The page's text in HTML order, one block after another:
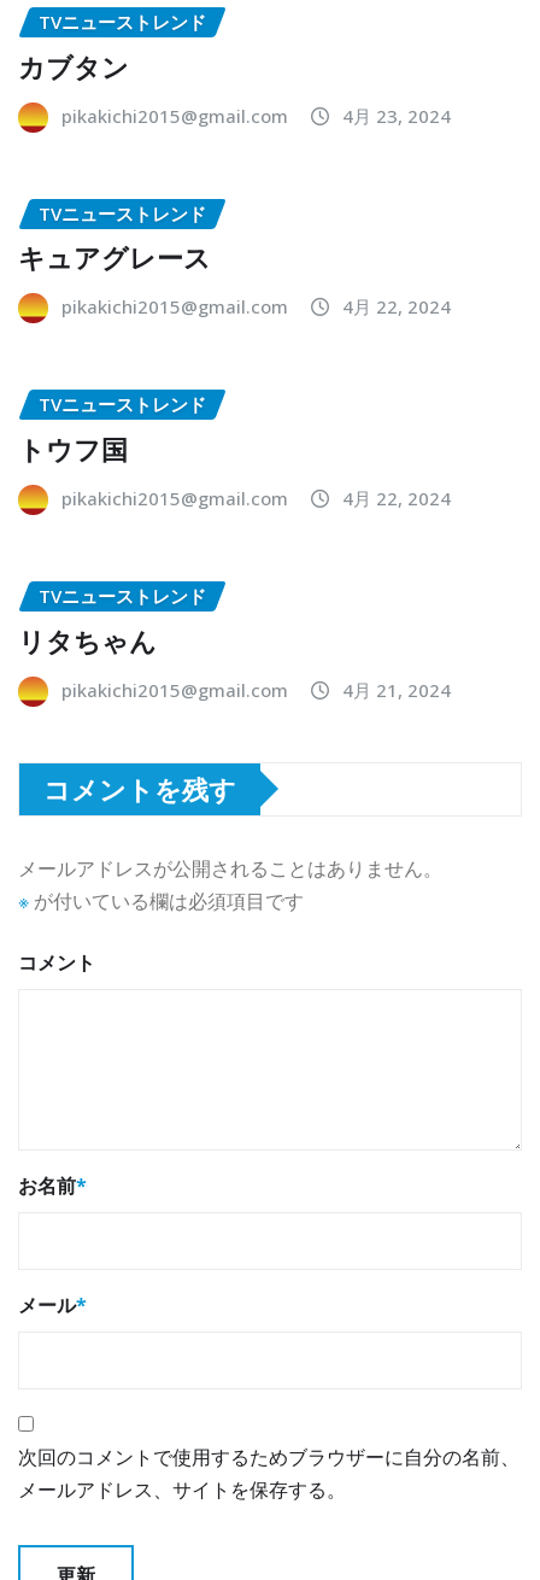
TVニューストレンド
カブタン
pikakichi2015@gmail.com 4月 23, 2024
TVニューストレンド
キュアグレース
pikakichi2015@gmail.com 4月 22, 2024
TVニューストレンド
トウフ国
pikakichi2015@gmail.com 4月 22, 2024
TVニューストレンド
リタちゃん
pikakichi2015@gmail.com 4月 21, 2024
コメントを残す
メールアドレスが公開されることはありません。
※ が付いている欄は必須項目です
コメント
お名前*
メール*
次回のコメントで使用するためブラウザーに自分の名前、
メールアドレス、サイトを保存する。